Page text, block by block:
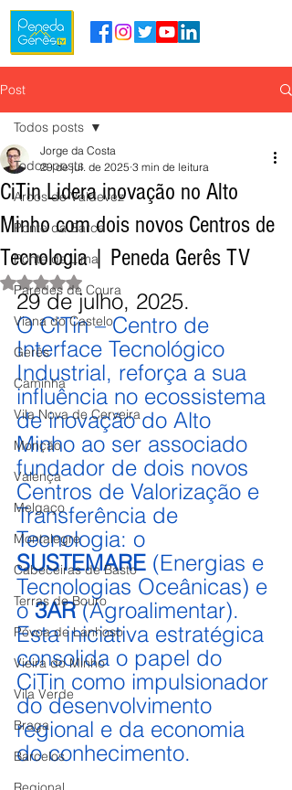
Post
Todos posts
Arcos de Valdevez
Ponte da Barca
Ponte de Lima
Paredes de Coura
Viana do Castelo
Gerês
Caminha
Vila Nova de Cerveira
Monção
Valença
Melgaço
Montalegre
Cabeceiras de Basto
Terras de Bouro
Póvoa de Lanhoso
Vieira do Minho
Vila Verde
Braga
Barcelos
Todos posts
CiTin Lidera inovação no Alto
Minho com dois novos Centros de
Tecnologia | Peneda Gerês TV
Jorge da Costa
29 de jul. de 2025 3 min de leitura
Avaliado com NaN de 5 estrelas.
29 de julho, 2025.
O CiTin – Centro de
Interface Tecnológico
Industrial, reforça a sua
influência no ecossistema
de inovação do Alto
Minho ao ser associado
fundador de dois novos
Centros de Valorização e
Transferência de
Tecnologia: o
SUSTEMARE (Energias e
Tecnologias Oceânicas) e
o 3AR (Agroalimentar).
Esta iniciativa estratégica
consolida o papel do
CiTin como impulsionador
do desenvolvimento
regional e da economia
do conhecimento.